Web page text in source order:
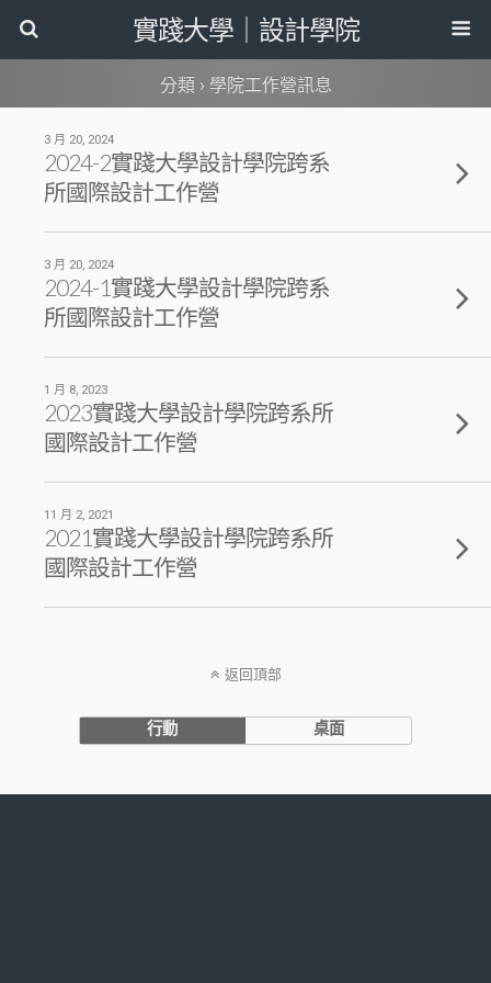
實踐大學｜設計學院
分類 › 學院工作營訊息
3 月 20, 2024
2024-2實踐大學設計學院跨系
所國際設計工作營
3 月 20, 2024
2024-1實踐大學設計學院跨系
所國際設計工作營
1 月 8, 2023
2023實踐大學設計學院跨系所
國際設計工作營
11 月 2, 2021
2021實踐大學設計學院跨系所
國際設計工作營
返回頂部
行動 桌面